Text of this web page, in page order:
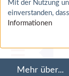
Mit der Nutzung
einverstanden,
Informationen
Mehr über...